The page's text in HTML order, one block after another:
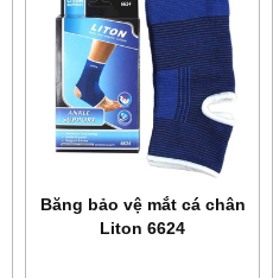
Băng bảo vệ mắt cá chân
Liton 6624